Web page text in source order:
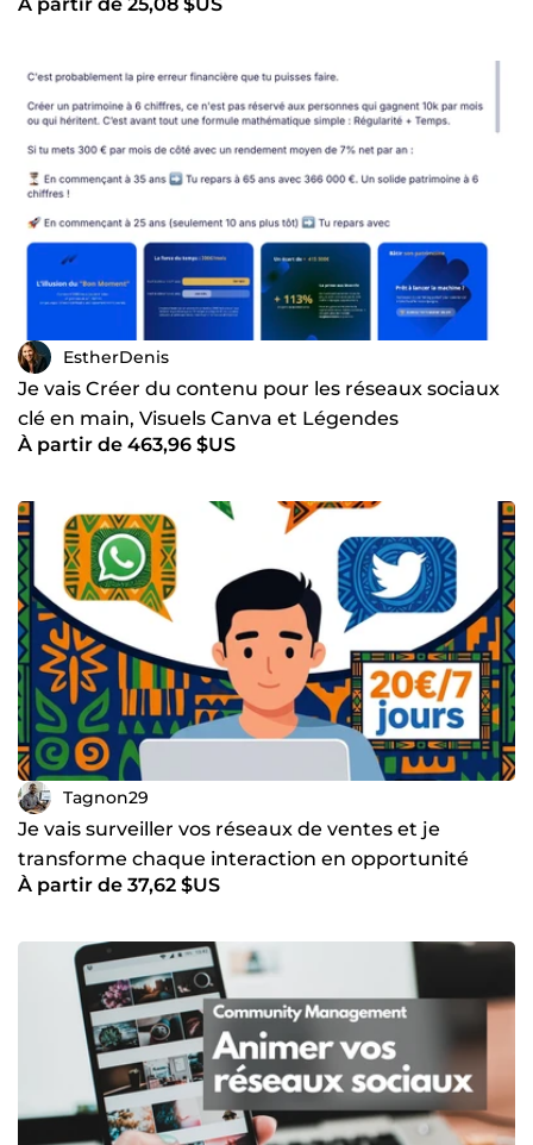
EstherDenis
Je vais Créer du contenu pour les réseaux sociaux
clé en main, Visuels Canva et Légendes
À partir de 463,96 $US
Tagnon29
Je vais surveiller vos réseaux de ventes et je
transforme chaque interaction en opportunité
À partir de 37,62 $US